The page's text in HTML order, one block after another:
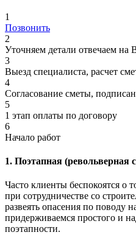
1
Позвонить
2
Уточняем детали отвечаем на
3
Выезд специалиста, расчет
4
Согласование сметы,
5
1 этап оплаты по договору
6
Начало работ
1. Поэтапная (револьверная
Часто клиенты беспокоятся о
при сотрудничестве со
развеять опасения по поводу
придерживаемся простого и
поэтапности.